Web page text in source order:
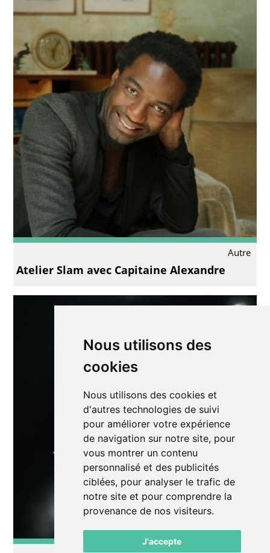
Nous utilisons des
cookies
Nous utilisons des cookies et
d'autres technologies de suivi
pour améliorer votre expérience
de navigation sur notre site, pour
vous montrer un contenu
personnalisé et des publicités
ciblées, pour analyser le trafic de
notre site et pour comprendre la
provenance de nos visiteurs.
J'accepte
Autre
Atelier Slam avec Capitaine Alexandre